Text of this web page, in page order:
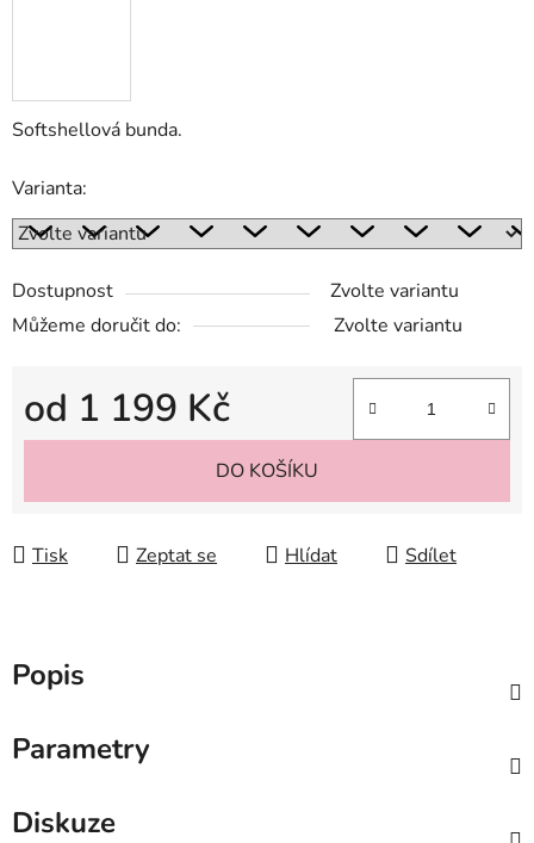
Softshellová bunda.
Varianta:
Dostupnost
Zvolte variantu
Můžeme doručit do:
Zvolte variantu
od 1 199 Kč
Měrná cena:
DO KOŠÍKU
Tisk Zeptat se Hlídat Sdílet
Popis
Parametry
Diskuze